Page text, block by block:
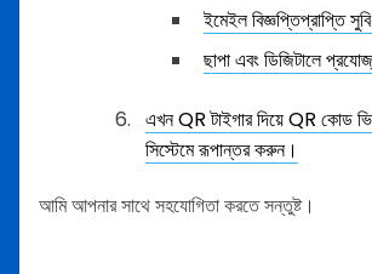
ইমেইল বিজ্ঞপ্তিপ্রাপ্তি
ছাপা এবং ডিজিটালে
এখন QR টাইগার দিয়ে QR কোড
সিস্টেমে রূপান্তর করুন।
আমি আপনার সাথে সহযোগিতা করতে সন্তুষ্ট।